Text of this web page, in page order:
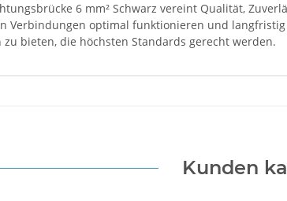
6 mm² Schwarz vereint Qualität,
Verbindungen optimal funktionieren und
bieten, die höchsten Standards gerecht werden.
Kunden